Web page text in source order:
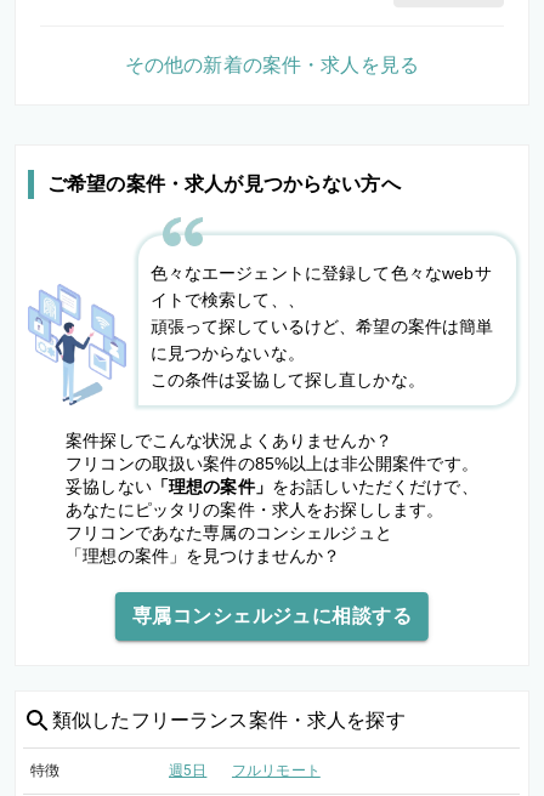
ご希望の案件・求人が見つからない方へ
色々なエージェントに登録して色々なwebサ
イトで検索して、、
頑張って探しているけど、希望の案件は簡単
に見つからないな。
この条件は妥協して探し直しかな。
案件探しでこんな状況よくありませんか？
フリコンの取扱い案件の85%以上は非公開案件です。
妥協しない「理想の案件」 をお話しいただくだけで、
あなたにピッタリの案件・求人をお探しします。
フリコンであなた専属のコンシェルジュと
「理想の案件」を見つけませんか？
専属コンシェルジュに相談する
類似した フリーランス案件・求人を探す
特徴 週5日 フルリモート
その他の新着の案件・求人を見る